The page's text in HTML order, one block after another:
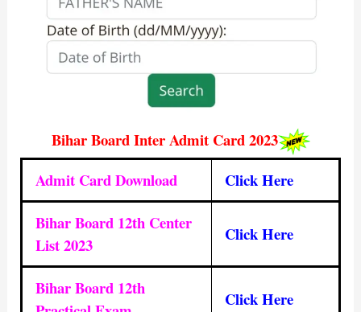
Bihar Board Inter Admit Card 2023
Admit Card Download
Click Here
Bihar Board 12th Center
List 2023
Click Here
Bihar Board 12th
Click Here